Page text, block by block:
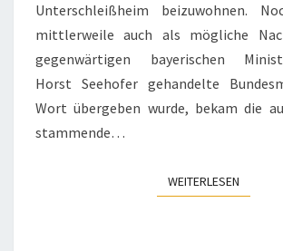
Unterschleißheim beizuwohnen.
mittlerweile auch als mögliche
gegenwärtigen bayerischen
Horst Seehofer gehandelte
Wort übergeben wurde, bekam die
stammende…
WEITERLESEN